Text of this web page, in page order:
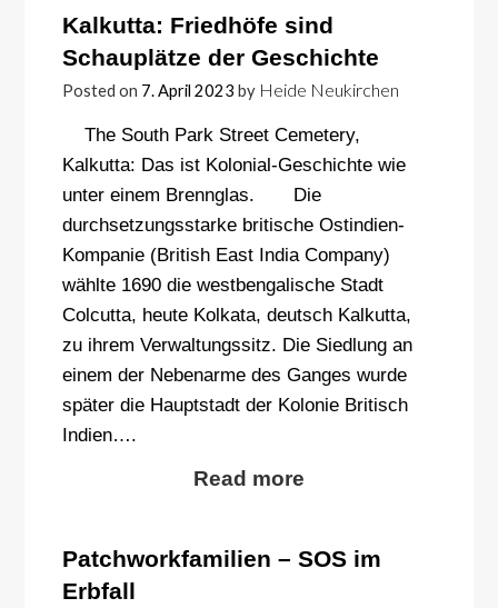
Kalkutta: Friedhöfe sind
Schauplätze der Geschichte
Posted on 7. April 2023 by Heide Neukirchen
The South Park Street Cemetery,
Kalkutta: Das ist Kolonial-Geschichte wie
unter einem Brennglas. Die
durchsetzungsstarke britische Ostindien-
Kompanie (British East India Company)
wählte 1690 die westbengalische Stadt
Colcutta, heute Kolkata, deutsch Kalkutta,
zu ihrem Verwaltungssitz. Die Siedlung an
einem der Nebenarme des Ganges wurde
später die Hauptstadt der Kolonie Britisch
Indien….
Read more
Patchworkfamilien – SOS im
Erbfall